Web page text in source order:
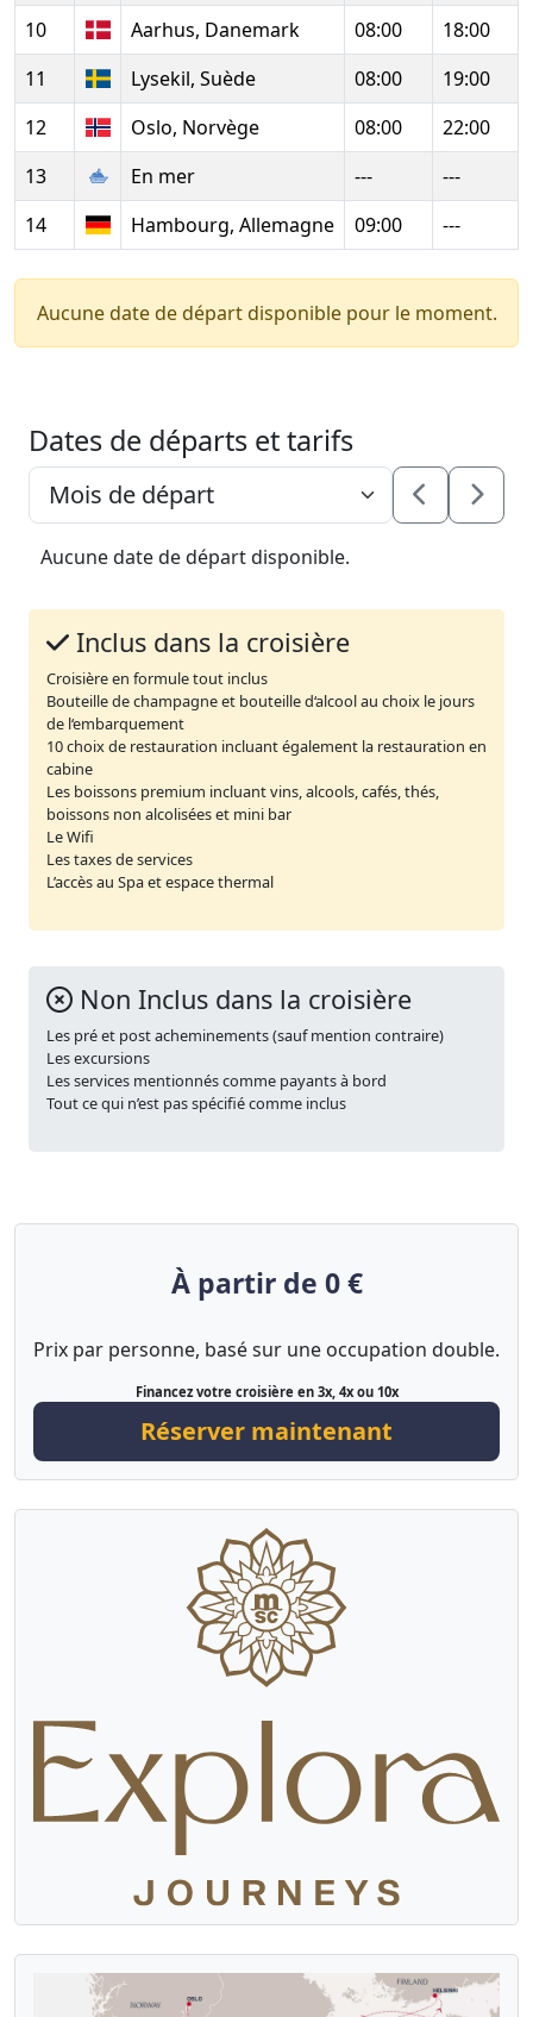
10 Aarhus, Danemark 08:00
18:00
11
Lysekil, Suède 08:00
19:00
12
Oslo, Norvège 08:00
22:00
13
En mer ---
---
14
Hambourg, Allemagne 09:00 ---
Aucune date de départ disponible pour le moment.
Dates de départs et tarifs
Aucune date de départ disponible.
Inclus dans la croisière
Croisière en formule tout inclus
Bouteille de champagne et bouteille d‘alcool au choix le jours
de l‘embarquement
10 choix de restauration incluant également la restauration en
cabine
Les boissons premium incluant vins, alcools, cafés, thés,
boissons non alcolisées et mini bar
Le Wifi
Les taxes de services
L’accès au Spa et espace thermal
Non Inclus dans la croisière
Les pré et post acheminements (sauf mention contraire)
Les excursions
Les services mentionnés comme payants à bord
Tout ce qui n’est pas spécifié comme inclus
À partir de 0 €
Prix par personne, basé sur une occupation double.
Financez votre croisière en 3x, 4x ou 10x
Réserver maintenant